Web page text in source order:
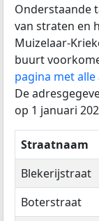
Onderstaande
van straten en
Muizelaar-
buurt
pagina met
De
op 1 januari
Straatnaam
Blekerijstraat
Boterstraat